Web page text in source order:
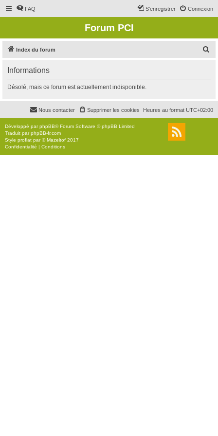
FAQ Connexion
S’enregistrer
Forum PCI
Index du forum
r
c
r
Informations
Désolé, mais ce forum est actuellement indisponible.
Heures au format UTC+02:00
Supprimer les cookies
Nous contacter
Développé parphpBB® Forum Software © phpBB Limited
Traduit parphpBB-fr.com
Style proflat par ©Mazeltof 2017
Confidentialité | Conditions